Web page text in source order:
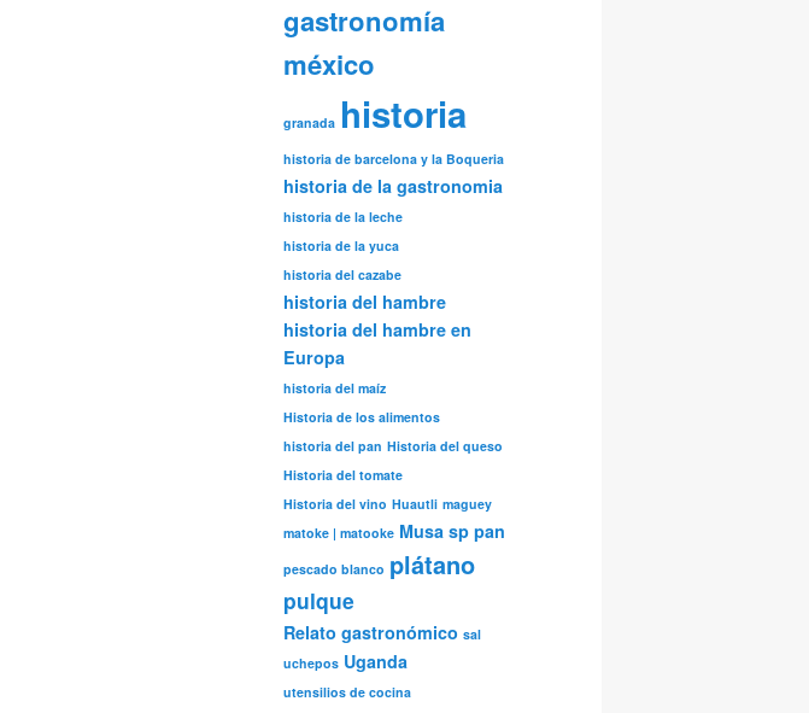
gastronomía
méxico
granada historia
historia de barcelona y la Boqueria
historia de la gastronomia
historia de la leche
historia de la yuca
historia del cazabe
historia del hambre
historia del hambre en
Europa
historia del maíz
Historia de los alimentos
historia del pan Historia del queso
Historia del tomate
Historia del vino Huautli maguey
matoke | matooke Musa sp pan
pescado blanco plátano
pulque
Relato gastronómico sal
uchepos Uganda
utensilios de cocina